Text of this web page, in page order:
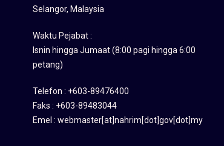
Selangor, Malaysia
Waktu Pejabat :
Isnin hingga Jumaat (8:00 pagi hingga 6:00
petang)
Telefon : +603-89476400
Faks : +603-89483044
Emel : webmaster[at]nahrim[dot]gov[dot]my